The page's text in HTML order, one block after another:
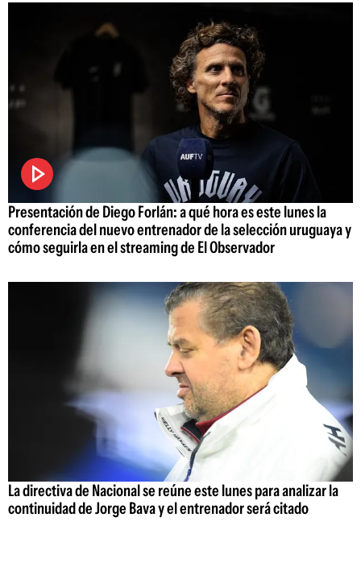
Presentación de Diego Forlán: a qué hora es este lunes la
conferencia del nuevo entrenador de la selección uruguaya y
cómo seguirla en el streaming de El Observador
La directiva de Nacional se reúne este lunes para analizar la
continuidad de Jorge Bava y el entrenador será citado